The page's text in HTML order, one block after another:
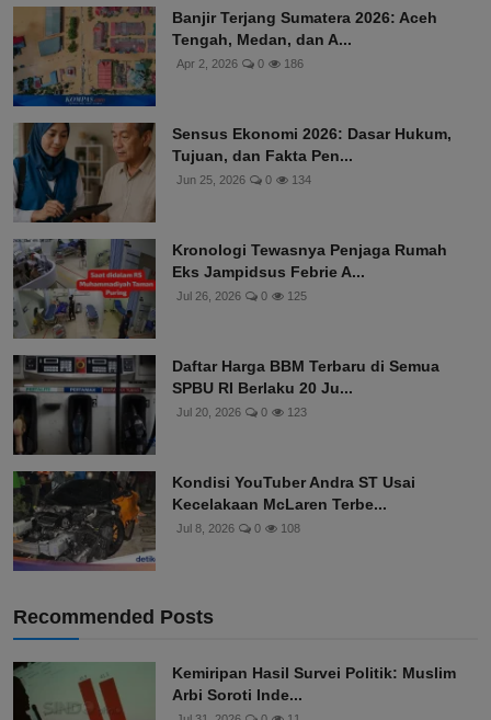
Banjir Terjang Sumatera 2026: Aceh
Tengah, Medan, dan A...
Apr 2, 2026 0 186
Sensus Ekonomi 2026: Dasar Hukum,
Tujuan, dan Fakta Pen...
Jun 25, 2026 0 134
Kronologi Tewasnya Penjaga Rumah
Eks Jampidsus Febrie A...
Jul 26, 2026 0 125
Daftar Harga BBM Terbaru di Semua
SPBU RI Berlaku 20 Ju...
Jul 20, 2026 0 123
Kondisi YouTuber Andra ST Usai
Kecelakaan McLaren Terbe...
Jul 8, 2026 0 108
Recommended Posts
Kemiripan Hasil Survei Politik: Muslim
Arbi Soroti Inde...